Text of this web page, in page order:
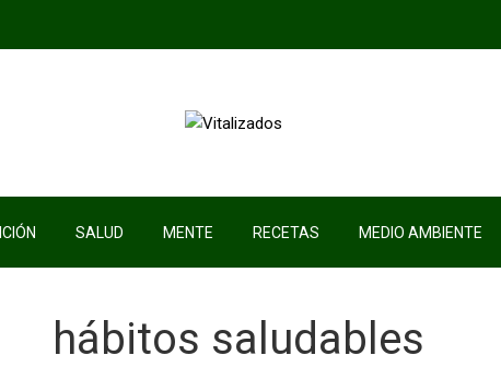
SALUD MENTE RECETAS MEDIO AMBIENTE
hábitos saludables